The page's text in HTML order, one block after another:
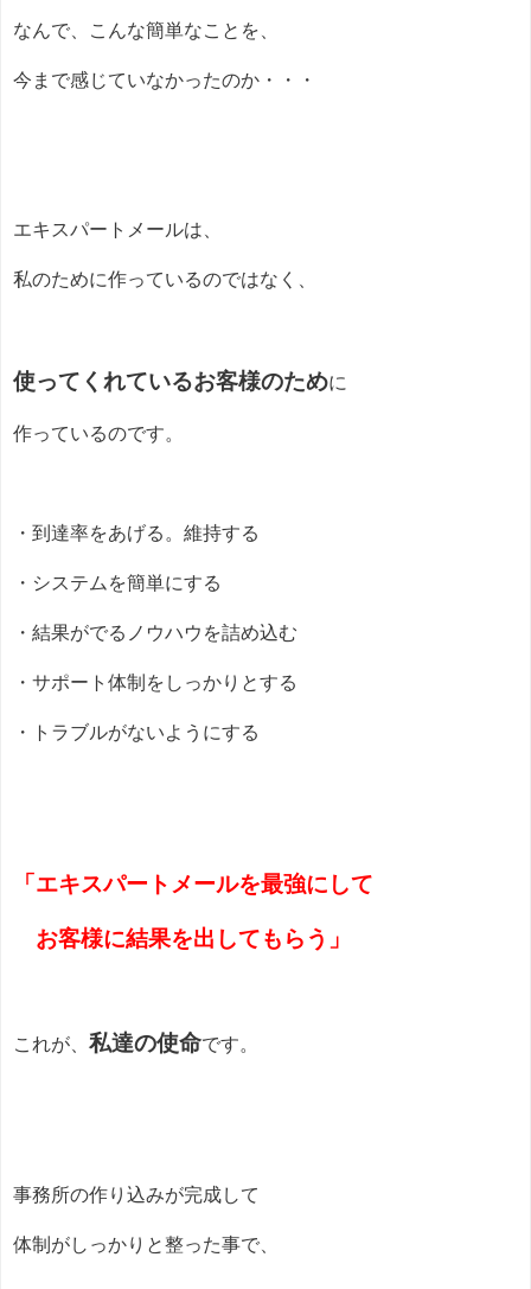
なんで、こんな簡単なことを、
今まで感じていなかったのか・・・
エキスパートメールは、
私のために作っているのではなく、
使ってくれているお客様のために
作っているのです。
・到達率をあげる。維持する
・システムを簡単にする
・結果がでるノウハウを詰め込む
・サポート体制をしっかりとする
・トラブルがないようにする
「エキスパートメールを最強にして
お客様に結果を出してもらう」
これが、 私達の使命です。
事務所の作り込みが完成して
体制がしっかりと整った事で、